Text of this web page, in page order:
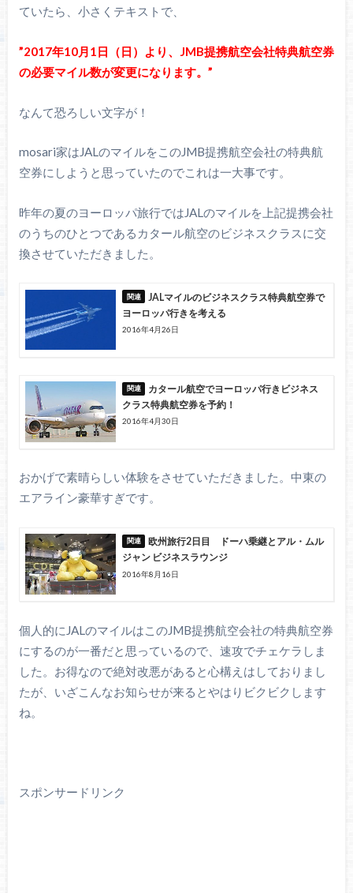
ていたら、小さくテキストで、
”2017年10月1日（日）より、JMB提携航空会社特典航空券
の必要マイル数が変更になります。”
なんて恐ろしい文字が！
mosari家はJALのマイルをこのJMB提携航空会社の特典航
空券にしようと思っていたのでこれは一大事です。
昨年の夏のヨーロッパ旅行ではJALのマイルを上記提携会社
のうちのひとつであるカタール航空のビジネスクラスに交
換させていただきました。
JALマイルのビジネスクラス特典航空券で
ヨーロッパ行きを考える
2016年4月26日
カタール航空でヨーロッパ行きビジネス
クラス特典航空券を予約！
2016年4月30日
おかげで素晴らしい体験をさせていただきました。中東の
エアライン豪華すぎです。
欧州旅行2日目 ドーハ乗継とアル・ムル
ジャン ビジネスラウンジ
2016年8月16日
個人的にJALのマイルはこのJMB提携航空会社の特典航空券
にするのが一番だと思っているので、速攻でチェケラしま
した。お得なので絶対改悪があると心構えはしておりまし
たが、いざこんなお知らせが来るとやはりビクビクします
ね。
スポンサードリンク